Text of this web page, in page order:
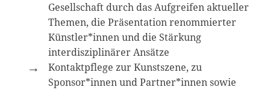
Gesellschaft durch das Aufgreifen aktueller
Themen, die Präsentation renommierter
Künstler*innen und die Stärkung
interdisziplinärer Ansätze
Kontaktpflege zur Kunstszene, zu
Sponsor*innen und Partner*innen sowie